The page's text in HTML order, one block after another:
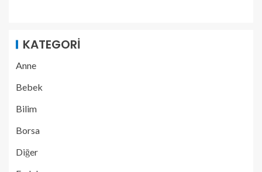
KATEGORI
Anne
Bebek
Bilim
Borsa
Diğer